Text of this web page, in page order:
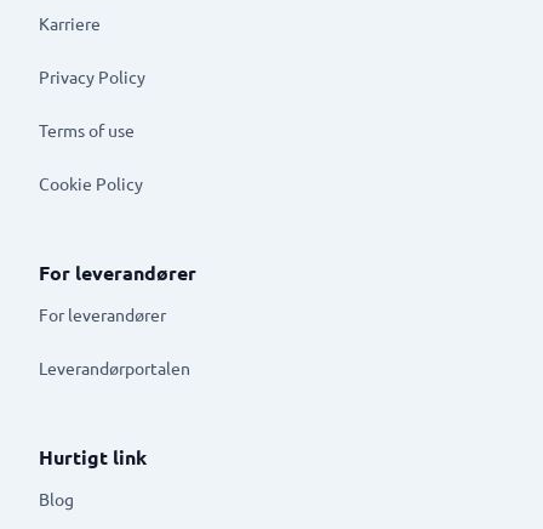
Karriere
Privacy Policy
Terms of use
Cookie Policy
For leverandører
For leverandører
Leverandørportalen
Hurtigt link
Blog